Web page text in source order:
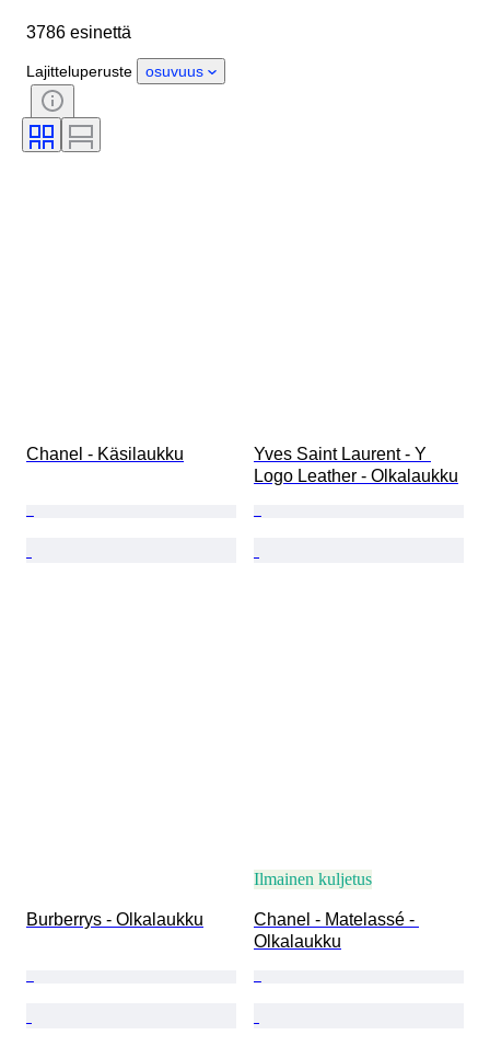
Alkuperämaa
Kunto
Väri
Mukana asusteet
Kuosi
Esineen koko
3786 esinettä
Lajitteluperuste osuvuus
Chanel - Käsilaukku
Yves Saint Laurent - Y
Logo Leather - Olkalaukku
Burberrys - Olkalaukku
Ilmainen kuljetus
Chanel - Matelassé -
Olkalaukku